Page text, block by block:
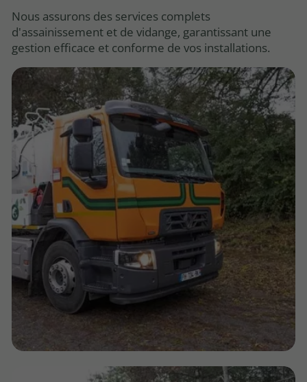
Nous assurons des services complets
d'assainissement et de vidange, garantissant une
gestion efficace et conforme de vos installations.